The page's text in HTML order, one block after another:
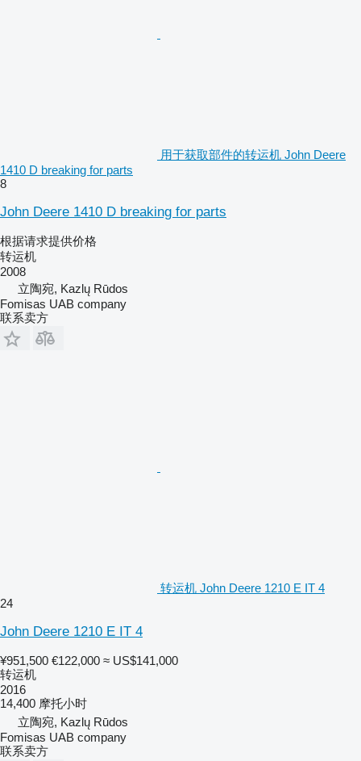
用于获取部件的转运机 John Deere
1410 D breaking for parts
8
John Deere 1410 D breaking for parts
根据请求提供价格
转运机
2008
立陶宛, Kazlų Rūdos
Fomisas UAB company
联系卖方
转运机 John Deere 1210 E IT 4
24
John Deere 1210 E IT 4
¥951,500 €122,000 ≈ US$141,000
转运机
2016
14,400 摩托小时
立陶宛, Kazlų Rūdos
Fomisas UAB company
联系卖方